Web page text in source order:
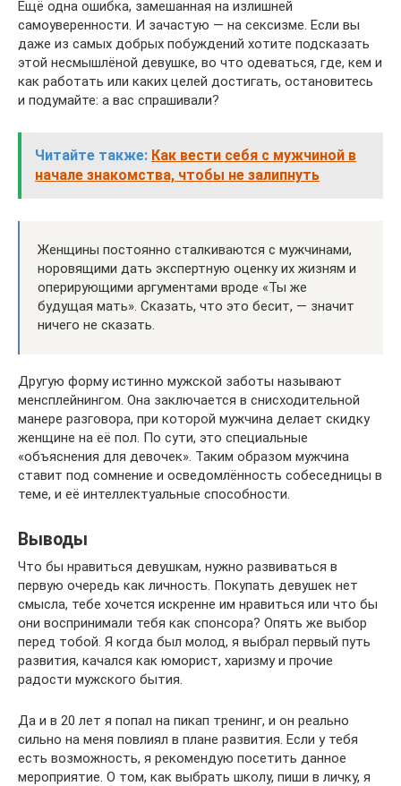
Ещё одна ошибка, замешанная на излишней
самоуверенности. И зачастую — на сексизме. Если вы
даже из самых добрых побуждений хотите подсказать
этой несмышлёной девушке, во что одеваться, где, кем и
как работать или каких целей достигать, остановитесь
и подумайте: а вас спрашивали?
Читайте также: Как вести себя с мужчиной в
начале знакомства, чтобы не залипнуть
Женщины постоянно сталкиваются с мужчинами,
норовящими дать экспертную оценку их жизням и
оперирующими аргументами вроде «Ты же
будущая мать». Сказать, что это бесит, — значит
ничего не сказать.
Другую форму истинно мужской заботы называют
менсплейнингом. Она заключается в снисходительной
манере разговора, при которой мужчина делает скидку
женщине на её пол. По сути, это специальные
«объяснения для девочек». Таким образом мужчина
ставит под сомнение и осведомлённость собеседницы в
теме, и её интеллектуальные способности.
Выводы
Что бы нравиться девушкам, нужно развиваться в
первую очередь как личность. Покупать девушек нет
смысла, тебе хочется искренне им нравиться или что бы
они воспринимали тебя как спонсора? Опять же выбор
перед тобой. Я когда был молод, я выбрал первый путь
развития, качался как юморист, харизму и прочие
радости мужского бытия.
Да и в 20 лет я попал на пикап тренинг, и он реально
сильно на меня повлиял в плане развития. Если у тебя
есть возможность, я рекомендую посетить данное
мероприятие. О том, как выбрать школу, пиши в личку, я